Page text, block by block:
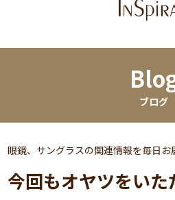
ブログ
眼鏡、サングラスの関連情報を毎日お
今回もオヤツをいた